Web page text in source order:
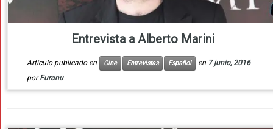
Entrevista a Alberto Marini
Artículo publicado en Cine Entrevistas Español en 7 junio, 2016
porFuranu